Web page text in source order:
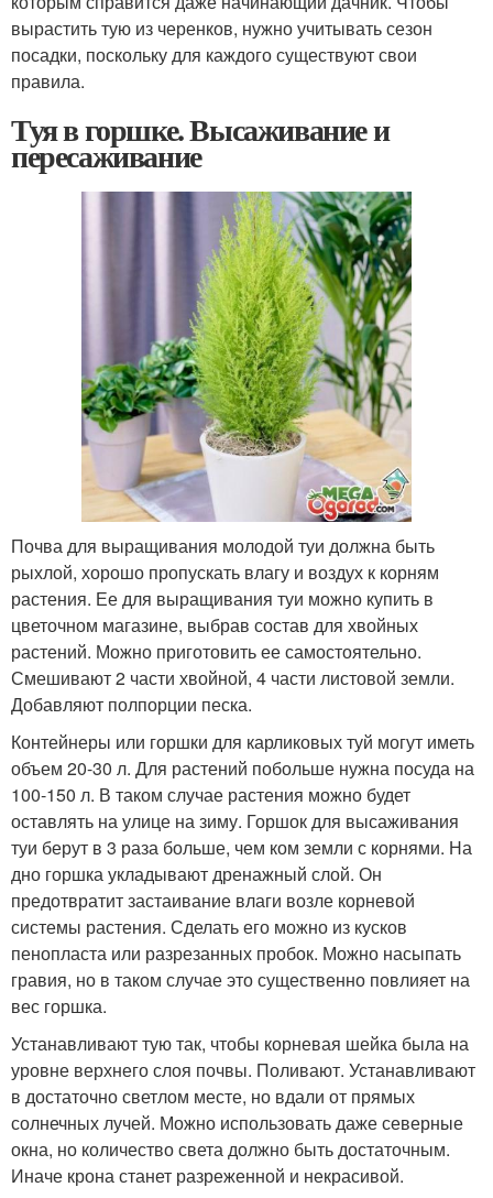
вырастить тую из черенков, нужно учитывать сезон
посадки, поскольку для каждого существуют свои
правила.
Туя в горшке. Высаживание и
пересаживание
Почва для выращивания молодой туи должна быть
рыхлой, хорошо пропускать влагу и воздух к корням
растения. Ее для выращивания туи можно купить в
цветочном магазине, выбрав состав для хвойных
растений. Можно приготовить ее самостоятельно.
Смешивают 2 части хвойной, 4 части листовой земли.
Добавляют полпорции песка.
Контейнеры или горшки для карликовых туй могут иметь
объем 20-30 л. Для растений побольше нужна посуда на
100-150 л. В таком случае растения можно будет
оставлять на улице на зиму. Горшок для высаживания
туи берут в 3 раза больше, чем ком земли с корнями. На
дно горшка укладывают дренажный слой. Он
предотвратит застаивание влаги возле корневой
системы растения. Сделать его можно из кусков
пенопласта или разрезанных пробок. Можно насыпать
гравия, но в таком случае это существенно повлияет на
вес горшка.
Устанавливают тую так, чтобы корневая шейка была на
уровне верхнего слоя почвы. Поливают. Устанавливают
в достаточно светлом месте, но вдали от прямых
солнечных лучей. Можно использовать даже северные
окна, но количество света должно быть достаточным.
Иначе крона станет разреженной и некрасивой.